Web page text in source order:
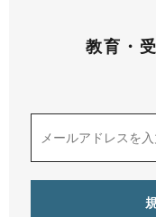
教育・